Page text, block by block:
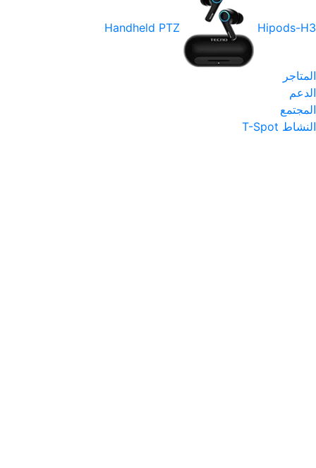
Handheld PTZ Hipods-H3
المتاجر
الدعم
المجتمع
النشاط T-Spot